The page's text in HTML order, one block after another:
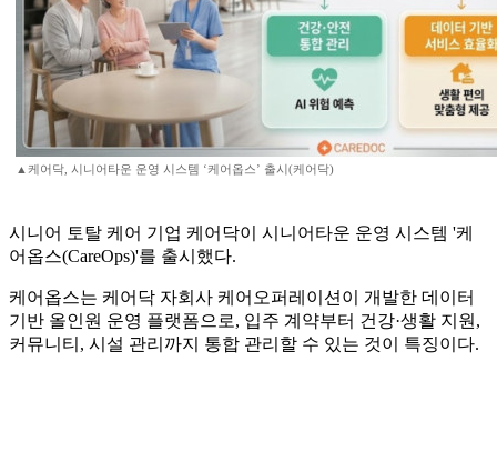
▲케어닥, 시니어타운 운영 시스템 ‘케어옵스’ 출시(케어닥)
시니어 토탈 케어 기업 케어닥이 시니어타운 운영 시스템 '케
어옵스(CareOps)'를 출시했다.
케어옵스는 케어닥 자회사 케어오퍼레이션이 개발한 데이터
기반 올인원 운영 플랫폼으로, 입주 계약부터 건강·생활 지원,
커뮤니티, 시설 관리까지 통합 관리할 수 있는 것이 특징이다.